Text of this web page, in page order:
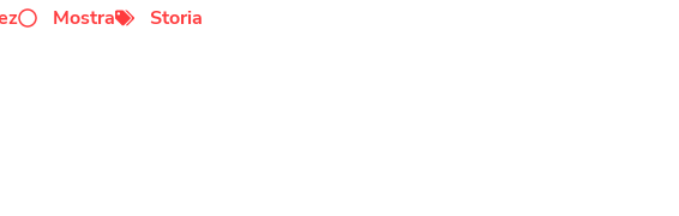
Mostra
Storia